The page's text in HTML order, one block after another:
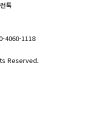
톡
4060-1118
Reserved.